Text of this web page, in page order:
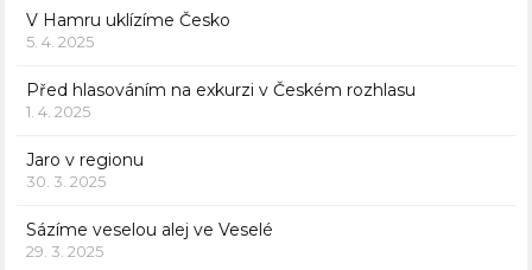
V Hamru uklízíme Česko
5. 4. 2025
Před hlasováním na exkurzi v Českém rozhlasu
1. 4. 2025
Jaro v regionu
30. 3. 2025
Sázíme veselou alej ve Veselé
29. 3. 2025